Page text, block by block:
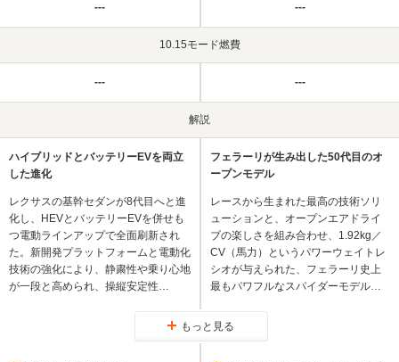
--- ---
10.15モード燃費
--- ---
解説
ハイブリッドとバッテリーEVを両立
した進化
レクサスの基幹セダンが8代目へと進
化し、HEVとバッテリーEVを併せも
つ電動ラインアップで全面刷新され
た。新開発プラットフォームと電動化
技術の強化により、静粛性や乗り心地
が一段と高められ、操縦安定性…
フェラーリが生み出した50代目のオ
ープンモデル
レースから生まれた最高の技術ソリ
ューションと、オープンエアドライ
ブの楽しさを組み合わせ、1.92kg／
CV（馬力）というパワーウェイトレ
シオが与えられた、フェラーリ史上
最もパワフルなスパイダーモデル…
もっと見る